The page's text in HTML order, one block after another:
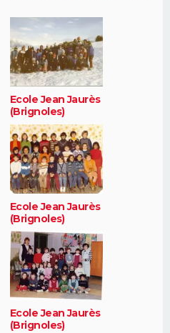
Ecole Jean Jaurès
(Brignoles)
Ecole Jean Jaurès
(Brignoles)
Ecole Jean Jaurès
(Brignoles)